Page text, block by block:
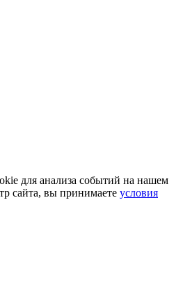
для анализа событий на нашем
сайта, вы принимаете условия